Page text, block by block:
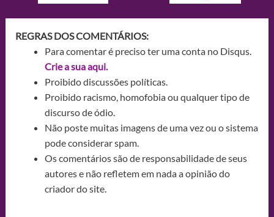
REGRAS DOS COMENTÁRIOS:
Para comentar é preciso ter uma conta no Disqus.
Crie a sua aqui.
Proibido discussões políticas.
Proibido racismo, homofobia ou qualquer tipo de
discurso de ódio.
Não poste muitas imagens de uma vez ou o sistema
pode considerar spam.
Os comentários são de responsabilidade de seus
autores e não refletem em nada a opinião do
criador do site.